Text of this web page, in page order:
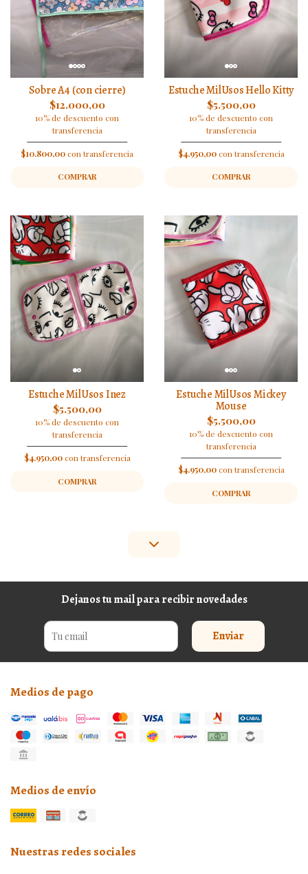
Sobre A4 (con cierre)
$12.000,00
10% de descuento con
transferencia
$10.800,00con transferencia
COMPRAR
Estuche MilUsos Hello Kitty
$5.500,00
10% de descuento con
transferencia
$4.950,00con transferencia
COMPRAR
Estuche MilUsos Inez
$5.500,00
10% de descuento con
transferencia
$4.950,00con transferencia
COMPRAR
Estuche MilUsos Mickey
Mouse
$5.500,00
10% de descuento con
transferencia
$4.950,00con transferencia
COMPRAR
Dejanos tu mail para recibir novedades
Enviar
Medios de pago
Medios de envío
Nuestras redes sociales